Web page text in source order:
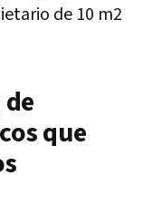
de 10 m2
que